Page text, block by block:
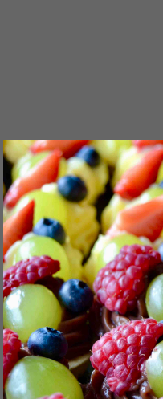
Chlebíček s uzeným
51 Kč